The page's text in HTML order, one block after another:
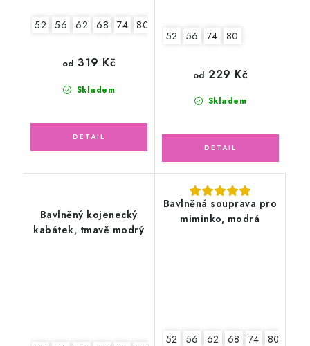
52 56 62 68 74 80
Skladem
od 319 Kč
52 56 74 80
Skladem
od 229 Kč
Bavlněný kojenecký
kabátek, tmavě modrý
Bavlněná souprava pro
miminko, modrá
52 56 62 68 74 80